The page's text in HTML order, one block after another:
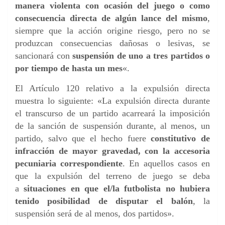
manera violenta con ocasión del juego o como
consecuencia directa de algún lance del mismo,
siempre que la acción origine riesgo, pero no se
produzcan consecuencias dañosas o lesivas, se
sancionará con suspensión de uno a tres partidos o
por tiempo de hasta un mes«.
El Artículo 120 relativo a la expulsión directa
muestra lo siguiente: «La expulsión directa durante
el transcurso de un partido acarreará la imposición
de la sanción de suspensión durante, al menos, un
partido, salvo que el hecho fuereconstitutivo de
infracción de mayor gravedad, con la accesoria
pecuniaria correspondiente. En aquellos casos en
que la expulsión del terreno de juego se deba
asituaciones en que el/la futbolista no hubiera
tenido posibilidad de disputar el balón, la
suspensión será de al menos, dos partidos».